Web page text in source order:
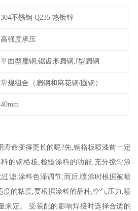
304不锈钢 Q235 热镀锌
高强度承压
平面型扁钢,锯齿形扁钢,I型扁钢
常规组合（扁钢和麻花钢/圆钢）
40mm
寿命变得更长的呢?先,钢格板喷漆前一定
的钢格板;检验涂料的功能;充分搅匀涂
滤;涂料色泽调节;而后,喷涂时根据被喷
度的粘度,要根据涂料的品种,空气压力,喷
来定。.受装配的影响焊接时选择合适的